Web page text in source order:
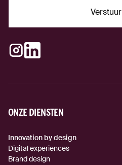
Verstuur
Instagram
LinkedIn
ONZE DIENSTEN
Innovation by design
Digital experiences
Brand design